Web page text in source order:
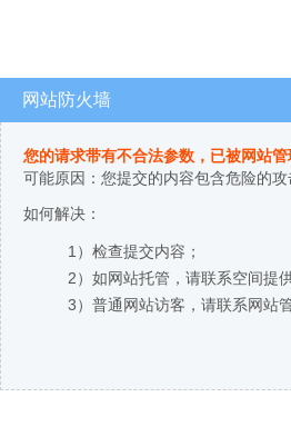
网站防火墙
您的请求带有不合法参数，已被网站管
可能原因：您提交的内容包含危险的
如何解决：
1）检查提交内容；
2）如网站托管，请联系空间提
3）普通网站访客，请联系网站